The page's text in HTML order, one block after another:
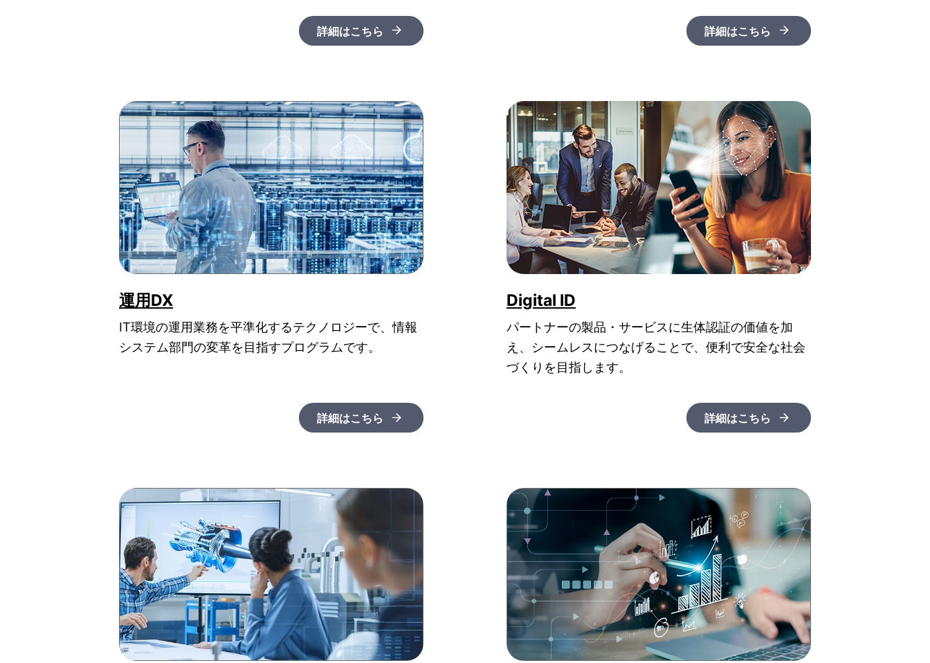
詳細はこちら 詳細はこちら
運用DX
IT環境の運用業務を平準化するテクノロジーで、情報
システム部門の変革を目指すプログラムです。
詳細はこちら
Digital ID
パートナーの製品・サービスに生体認証の価値を加
え、シームレスにつなげることで、便利で安全な社会
づくりを目指します。
詳細はこちら